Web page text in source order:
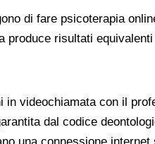
di fare psicoterapia
produce risultati
in videochiamata con il
dal codice
una connessione